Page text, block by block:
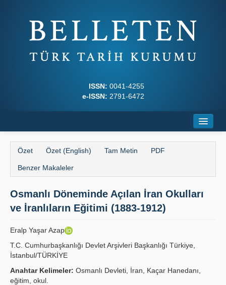
ISSN: 0041-4255
e-ISSN: 2791-6472
Dergi Kurulları
Yazım Kuralları
Kılavuzlar
İletişim
Özet Özet (English) Tam Metin PDF
Benzer Makaleler
Osmanlı Döneminde Açılan İran Okulları
ve İranlıların Eğitimi (1883-1912)
Eralp Yaşar Azap
T.C. Cumhurbaşkanlığı Devlet Arşivleri Başkanlığı Türkiye,
İstanbul/TÜRKİYE
Anahtar Kelimeler: Osmanlı Devleti, İran, Kaçar Hanedanı,
eğitim, okul.